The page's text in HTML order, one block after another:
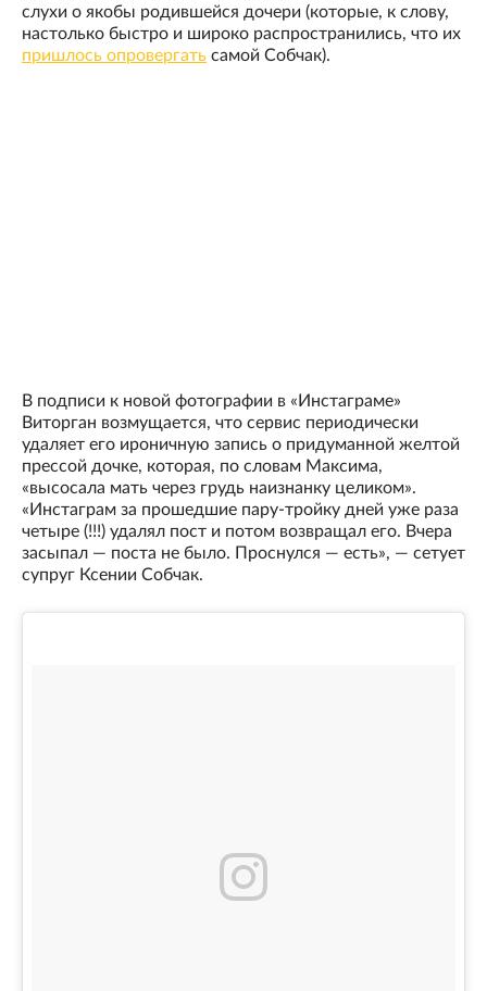
слухи о якобы родившейся дочери (которые, к слову,
настолько быстро и широко распространились, что их
пришлось опровергать самой Собчак).
В подписи к новой фотографии в «Инстаграме»
Виторган возмущается, что сервис периодически
удаляет его ироничную запись о придуманной желтой
прессой дочке, которая, по словам Максима,
«высосала мать через грудь наизнанку целиком».
«Инстаграм за прошедшие пару-тройку дней уже раза
четыре (!!!) удалял пост и потом возвращал его. Вчера
засыпал — поста не было. Проснулся — есть», — сетует
супруг Ксении Собчак.